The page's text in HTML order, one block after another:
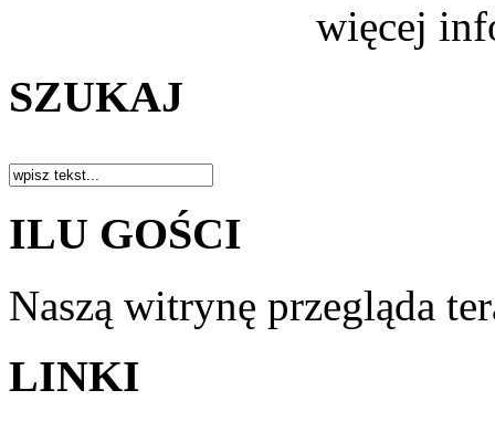
więcej
SZUKAJ
ILU GOŚCI
Naszą witrynę przegląda
LINKI